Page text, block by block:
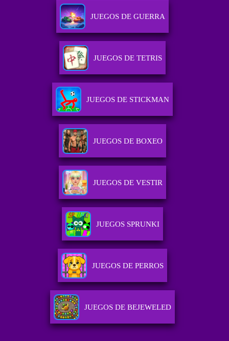
JUEGOS DE GUERRA
JUEGOS DE TETRIS
JUEGOS DE STICKMAN
JUEGOS DE BOXEO
JUEGOS DE VESTIR
JUEGOS SPRUNKI
JUEGOS DE PERROS
JUEGOS DE BEJEWELED